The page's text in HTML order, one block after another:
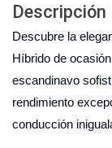
Descripción
Descubre la
Híbrido de
escandinavo
rendimiento
conducción